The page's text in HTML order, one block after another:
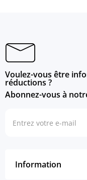
Voulez-vous être
réductions ?
Abonnez-vous à
Information